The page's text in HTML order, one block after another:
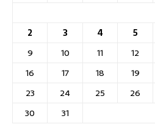
2
3 4 5
9
10 11 12
16
17 18 19
23
24 25 26
30
31